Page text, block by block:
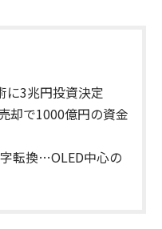
に3兆円投資決定
却で1000億円の資金
転換…OLED中心の